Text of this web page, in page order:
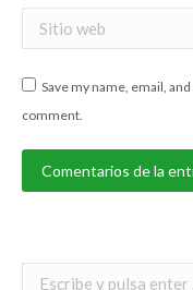
Sitio web
Save my name, email,
comment.
Comentarios de la
Search: